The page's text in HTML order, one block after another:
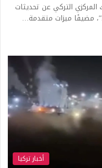
المركزي التركي عن تحديثات
أخبار تركيا